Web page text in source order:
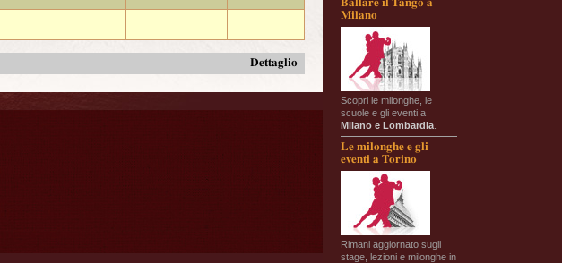
Ballare il Tango a
Milano
Scopri le milonghe, le
scuole e gli eventi a
Milano e Lombardia
Le milonghe e gli
eventi a Torino
Rimani aggiornato sugli
stage, lezioni e milonghe in
Dettaglio